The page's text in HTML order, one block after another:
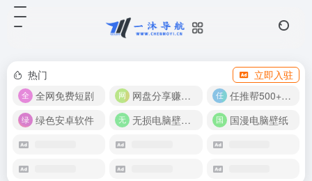
热门
立即入驻
全网免费短剧
网盘分享赚奖金！
任推帮500+推广项目！
绿色安卓软件
无损电脑壁纸合集 国漫电脑壁纸